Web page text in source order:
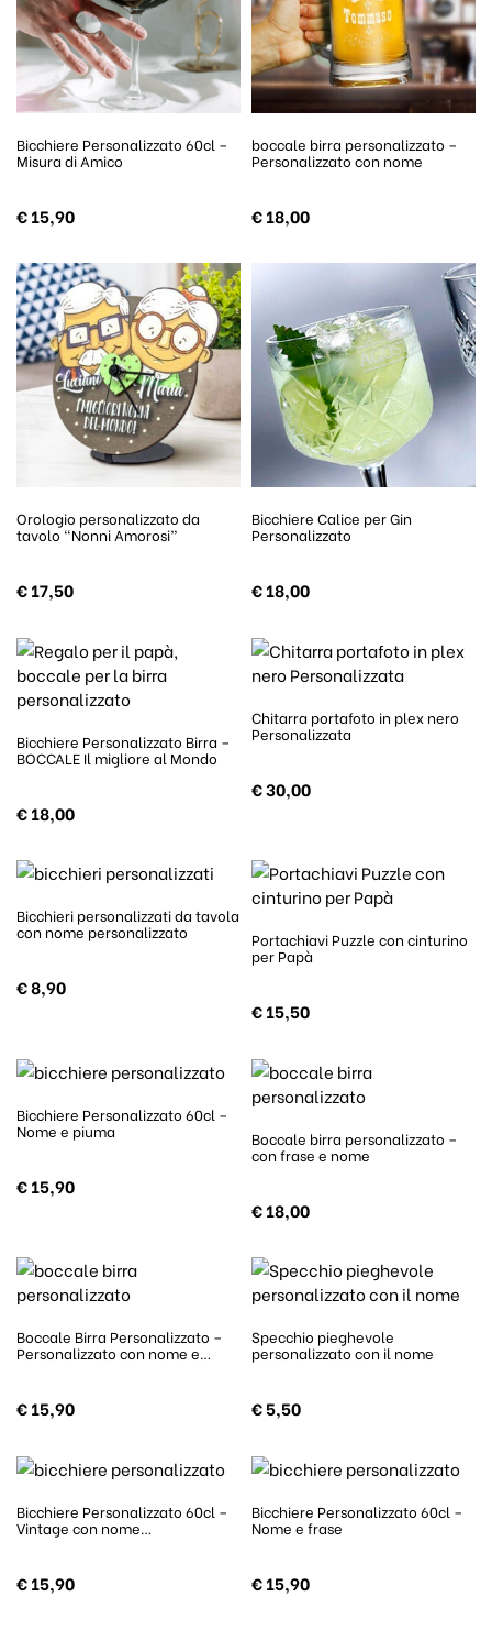
Bicchiere Personalizzato 60cl –
Misura di Amico
€15,90
boccale birra personalizzato –
Personalizzato con nome
€18,00
Orologio personalizzato da
tavolo “Nonni Amorosi”
€17,50
Bicchiere Calice per Gin
Personalizzato
€18,00
Bicchiere Personalizzato Birra –
BOCCALE Il migliore al Mondo
€18,00
Chitarra portafoto in plex nero
Personalizzata
€30,00
Bicchieri personalizzati da tavola
con nome personalizzato
€8,90
Portachiavi Puzzle con cinturino
per Papà
€15,50
Bicchiere Personalizzato 60cl –
Nome e piuma
€15,90
Boccale birra personalizzato –
con frase e nome
€18,00
Boccale Birra Personalizzato –
Personalizzato con nome e…
€15,90
Specchio pieghevole
personalizzato con il nome
€5,50
Bicchiere Personalizzato 60cl –
Vintage con nome…
€15,90
Bicchiere Personalizzato 60cl –
Nome e frase
€15,90